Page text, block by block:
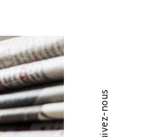
Suivez-nous